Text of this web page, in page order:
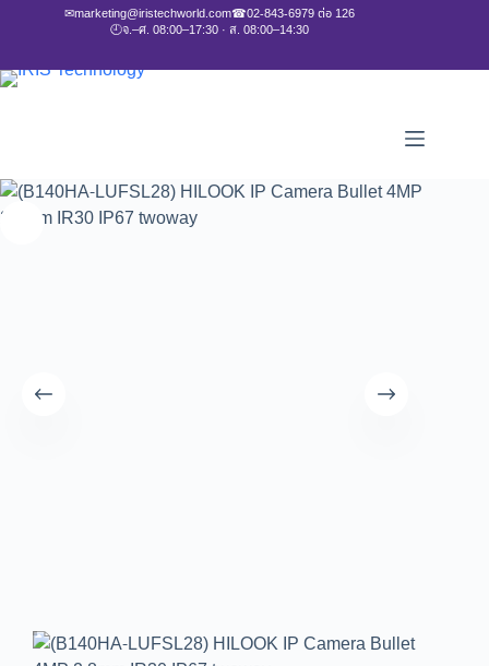
✉marketing@iristechworld.com☎02-843-6979 ต่อ 126
🕘จ.–ศ. 08:00–17:30 · ส. 08:00–14:30